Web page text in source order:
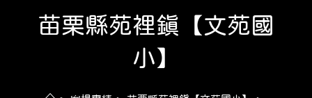
苗栗縣苑裡鎮【文苑國
小】